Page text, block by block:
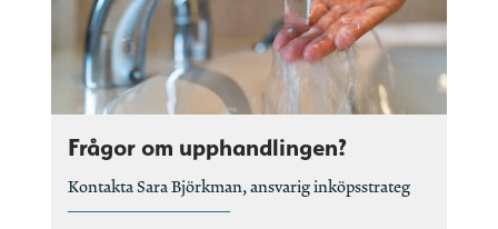
Frågor om upphandlingen?
Kontakta Sara Björkman, ansvarig inköpsstrateg